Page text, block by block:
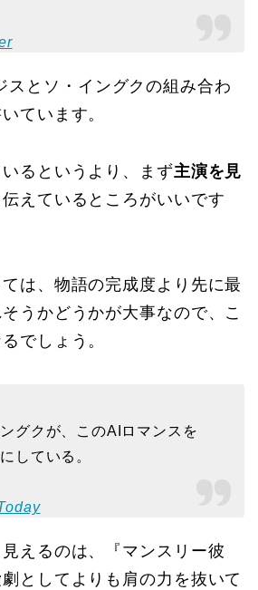
スとソ・イングクの組み合わ
ています。
るというより、まず主演を見
伝えているところがいいです
は、物語の完成度より先に最
うかどうかが大事なので、こ
でしょう。
グクが、このAIロマンスを
している。
えるのは、『マンスリー彼
としてよりも肩の力を抜いて